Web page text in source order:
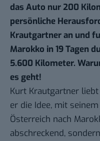
das Auto nur 200
persönliche
Krautgartner an und
Marokko in 19 Tagen
5.600 Kilometer.
es geht!
Kurt Krautgartner
er die Idee, mit
Österreich nach
abschreckend,